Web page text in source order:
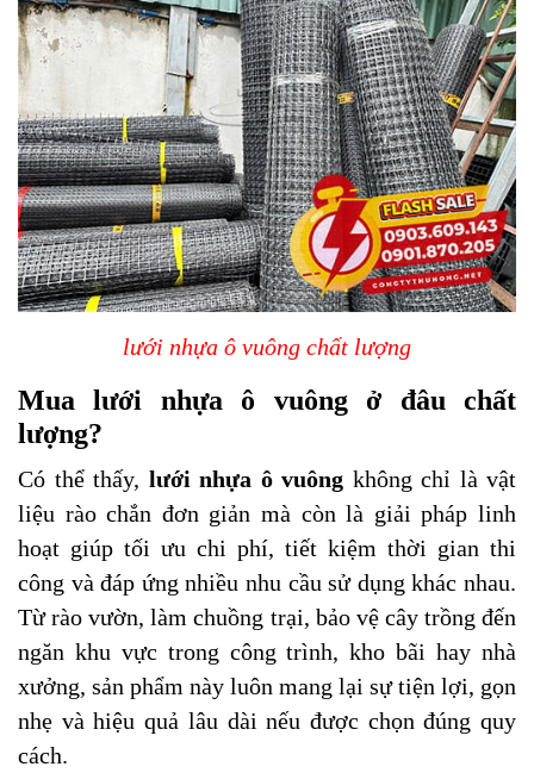
lưới nhựa ô vuông chất lượng
Mua lưới nhựa ô vuông ở đâu chất
lượng?
Có thể thấy, lưới nhựa ô vuông không chỉ là vật
liệu rào chắn đơn giản mà còn là giải pháp linh
hoạt giúp tối ưu chi phí, tiết kiệm thời gian thi
công và đáp ứng nhiều nhu cầu sử dụng khác nhau.
Từ rào vườn, làm chuồng trại, bảo vệ cây trồng đến
ngăn khu vực trong công trình, kho bãi hay nhà
xưởng, sản phẩm này luôn mang lại sự tiện lợi, gọn
nhẹ và hiệu quả lâu dài nếu được chọn đúng quy
cách.